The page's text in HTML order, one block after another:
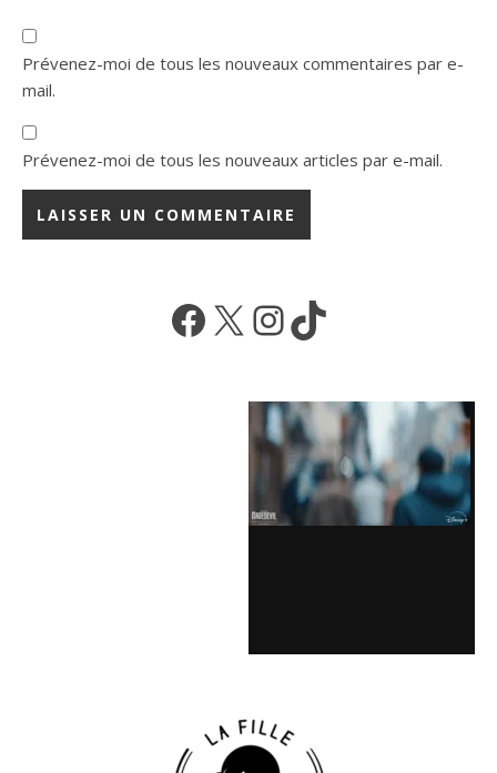
Prévenez-moi de tous les nouveaux commentaires par e-
mail.
Prévenez-moi de tous les nouveaux articles par e-mail.
Facebook
X Instagram
TikTok